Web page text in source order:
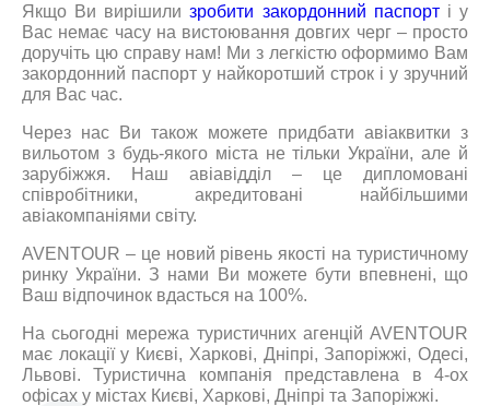
Якщо Ви вирішилизробити закордонний паспорті у
Вас немає часу на вистоювання довгих черг – просто
доручіть цю справу нам! Ми з легкістю оформимо Вам
закордонний паспорт у найкоротший строк і у зручний
для Вас час.
Через нас Ви також можете придбати авіаквитки з
вильотом з будь-якого міста не тільки України, але й
зарубіжжя. Наш авіавідділ – це дипломовані
співробітники, акредитовані найбільшими
авіакомпаніями світу.
AVENTOUR – це новий рівень якості на туристичному
ринку України. З нами Ви можете бути впевнені, що
Ваш відпочинок вдасться на 100%.
На сьогодні мережа туристичних агенцій AVENTOUR
має локації у Києві, Харкові, Дніпрі, Запоріжжі, Одесі,
Львові. Туристична компанія представлена в 4-ох
офісах у містах Києві, Харкові, Дніпрі та Запоріжжі.